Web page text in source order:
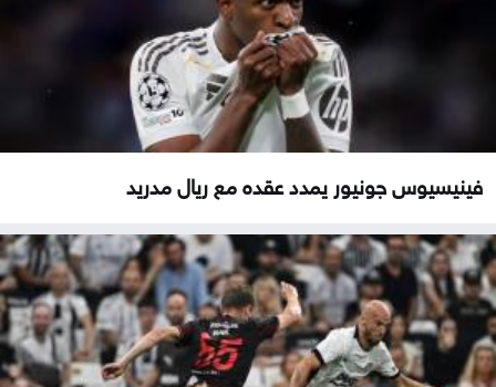
فينيسيوس جونيور يمدد عقده مع ريال مدريد